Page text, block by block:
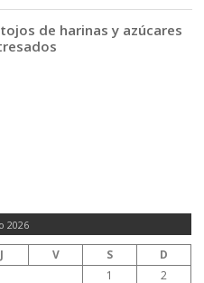
de harinas y azúcares
2026
J V S
D
1
2